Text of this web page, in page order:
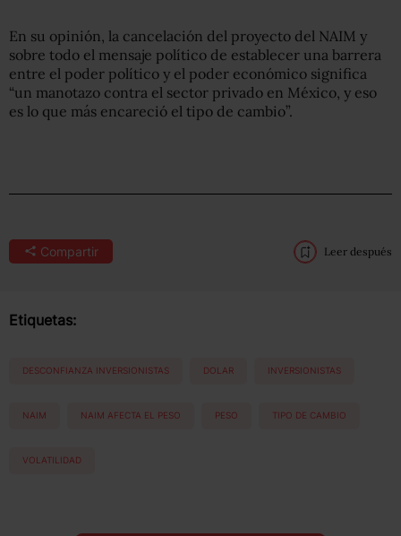
En su opinión, la cancelación del proyecto del NAIM y
sobre todo el mensaje político de establecer una barrera
entre el poder político y el poder económico significa
“un manotazo contra el sector privado en México, y eso
es lo que más encareció el tipo de cambio”.
Compartir Leer después
Etiquetas:
DESCONFIANZA INVERSIONISTAS DOLAR INVERSIONISTAS
NAIM NAIM AFECTA EL PESO PESO TIPO DE CAMBIO
VOLATILIDAD